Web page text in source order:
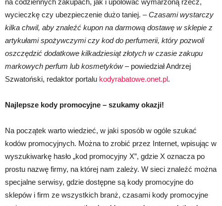
na codziennych zakupach, jak i upolować wymarzoną rzecz,
wycieczkę czy ubezpieczenie dużo taniej. –Czasami wystarczy
kilka chwil, aby znaleźć kupon na darmową dostawę w sklepie z
artykułami spożywczymi czy kod do perfumerii, który pozwoli
oszczędzić dodatkowe kilkadziesiąt złotych w czasie zakupu
markowych perfum lub kosmetyków– powiedział Andrzej
Szwatoński, redaktor portalu kodyrabatowe.onet.pl.
Najlepsze kody promocyjne – szukamy okazji!
Na początek warto wiedzieć, w jaki sposób w ogóle szukać
kodów promocyjnych. Można to zrobić przez Internet, wpisując w
wyszukiwarkę hasło „kod promocyjny X”, gdzie X oznacza po
prostu nazwę firmy, na której nam zależy. W sieci znaleźć można
specjalne serwisy, gdzie dostępne są kody promocyjne do
sklepów i firm ze wszystkich branż, czasami kody promocyjne